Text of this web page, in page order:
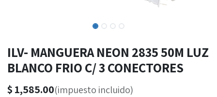
ILV- MANGUERA NEON 2835 50M LUZ
BLANCO FRIO C/ 3 CONECTORES
$ 1,585.00(impuesto incluido)